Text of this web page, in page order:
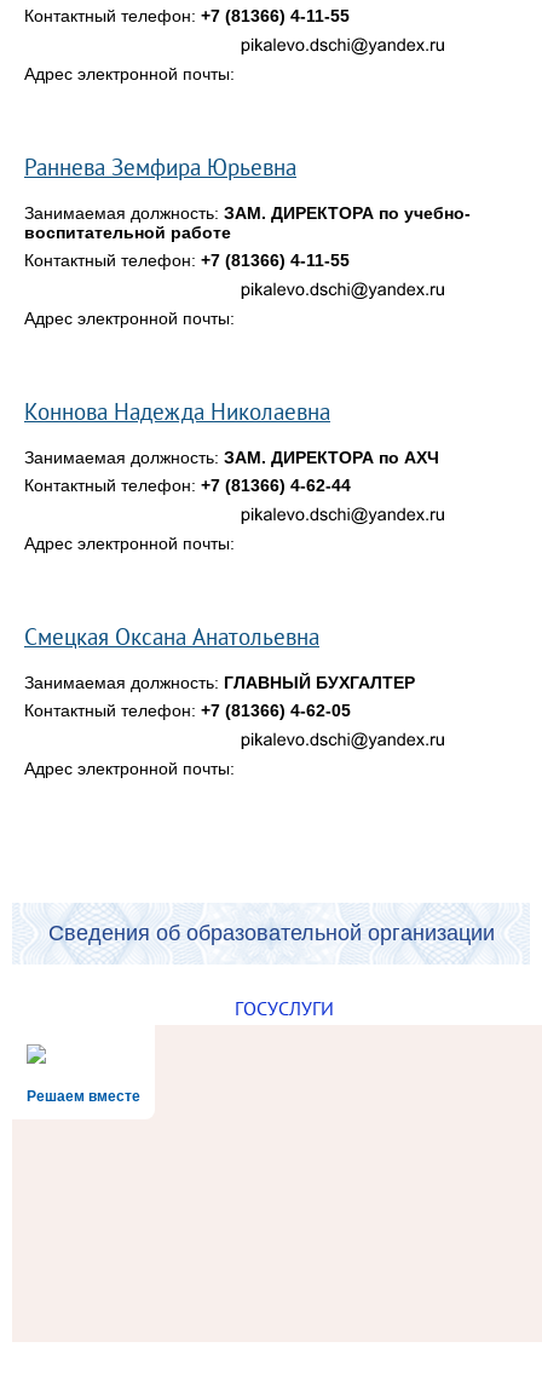
Контактный телефон: +7 (81366) 4-11-55
Адрес электронной почты:
Раннева Земфира Юрьевна
Занимаемая должность: ЗАМ. ДИРЕКТОРА по учебно-
воспитательной работе
Контактный телефон: +7 (81366) 4-11-55
Адрес электронной почты:
Коннова Надежда Николаевна
Занимаемая должность: ЗАМ. ДИРЕКТОРА по АХЧ
Контактный телефон: +7 (81366) 4-62-44
Адрес электронной почты:
Смецкая Оксана Анатольевна
Занимаемая должность: ГЛАВНЫЙ БУХГАЛТЕР
Контактный телефон: +7 (81366) 4-62-05
Адрес электронной почты:
Сведения об образовательной организации
ГОСУСЛУГИ
Решаем вместе